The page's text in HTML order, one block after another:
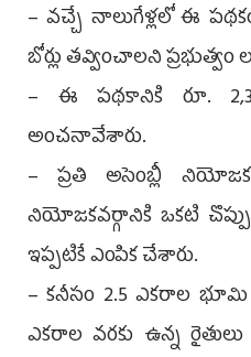
– వచ్చే నాలుగేళ్లలో ఈ
బోర్లు తవ్వించాలని ప్రభుత్వం
– ఈ పథకానికి రూ.
అంచనావేశారు.
– ప్రతి అసెంబ్లీ
నియోజకవర్గానికి ఒకటి
ఇప్పటికే ఎంపిక చేశారు.
– కనీసం 2.5 ఎకరాల
ఎకరాల వరకు ఉన్న